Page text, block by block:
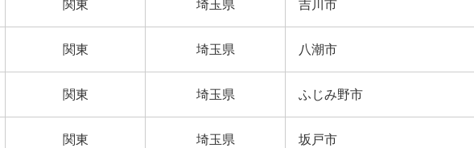
関東 埼玉県 吉川市
関東 埼玉県 八潮市
関東 埼玉県 ふじみ野市
関東 埼玉県 坂戸市